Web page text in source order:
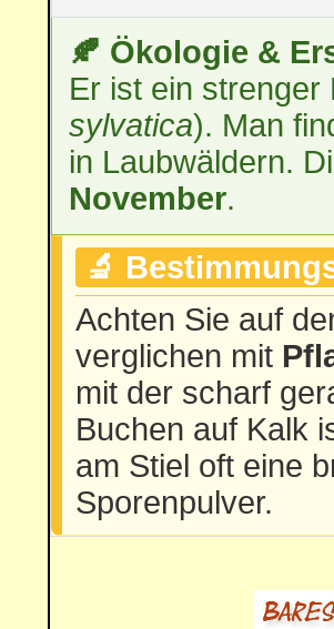
🍂 Ökologie &
Er ist ein
sylvatica). Man
in Laubwäldern.
November.
🔬
Achten Sie auf
verglichen mit
mit der scharf
Buchen auf Kalk
am Stiel oft eine
Sporenpulver.